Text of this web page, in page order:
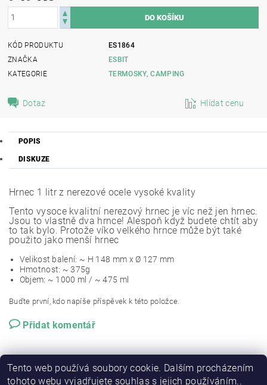
KÓD PRODUKTU
ES1864
ZNAČKA
ESBIT
KATEGORIE
TERMOSKY, CAMPING
Dotaz Hlídat cenu
POPIS
DISKUZE
Hrnec 1 litr z nerezové ocele vysoké kvality
Tento vysoce kvalitní nerezový hrnec je víc než jen hrnec.
Jsou to vlastně dva hrnce! Alespoň když budete chtít aby
to tak bylo. Protože víko velkého hrnce může být také
použito jako menší hrnec
Velikost balení: ~ H 148 mm x Ø 127 mm
Hmotnost: ~ 375g
Objem: ~ 1000 ml / ~ 475 ml
Buďte první, kdo napíše příspěvek k této položce.
Přidat komentář
Tento web používá soubory cookie. Dalším procházením
tohoto webu vyjadřujete souhlas s jejich používáním..